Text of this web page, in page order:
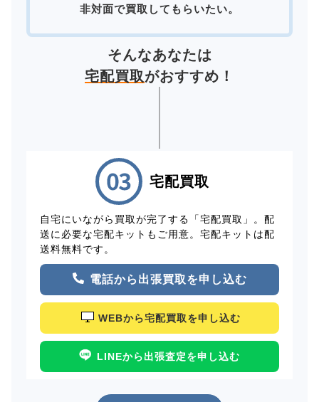
非対面で買取してもらいたい。
そんなあなたは
宅配買取がおすすめ！
宅配買取
自宅にいながら買取が完了する「宅配買取」。配
送に必要な宅配キットもご用意。宅配キットは配
送料無料です。
電話から出張買取を申し込む
WEBから宅配買取を申し込む
LINEから出張査定を申し込む